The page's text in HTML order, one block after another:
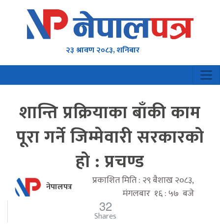
२३ श्रावण २०८३, शनिबार
शान्ति प्रक्रियाका बाँकी काम
पूरा गर्ने जिम्मेवारी सरकारको
हो : प्रचण्ड
नेपालपत्र
प्रकाशित मिति : २९ बैशाख २०८३,
मंगलबार १६ : ५७ बजे
32
Shares